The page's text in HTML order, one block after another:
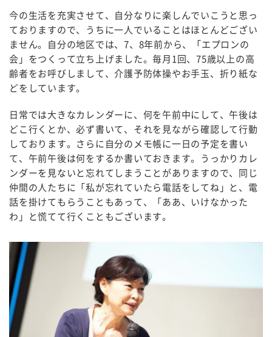
今の生活を充実させて、自分なりに楽しんでいこうと思っ
ておりますので、うちに一人でいることはほとんどござい
ません。自分の地区では、 7、 8年前から、「エプロンの
会」をつくって立ち上げました。毎月1回、 75歳以上の高
齢者をお呼びしまして、介護予防体操やお手玉、折り紙な
どをしています。
日常では大きなカレンダーに、何を午前中にして、午後は
どこ行くとか、必ず書いて、それを見ながら確認して行動
しております。さらに自分のメモ帳に一日の予定を書い
て、午前午後は何をするか書いておきます。うっかりカレ
ンダーを見ないと忘れてしまうことがありますので、同じ
仲間の人たちに「私が忘れていたら電話をしてね」と、電
話を掛けてもらうこともあって、「ああ、いけなかった
わ」と慌てて行くこともございます。